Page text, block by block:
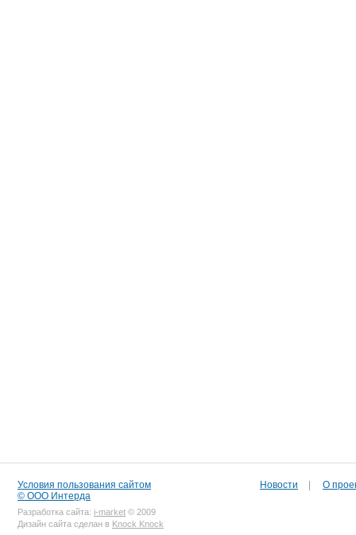
Условия пользования сайтом
© ООО Интерда
Разработка сайта: i-market © 2009
Дизайн сайта сделан в Knock Knock
Новости О